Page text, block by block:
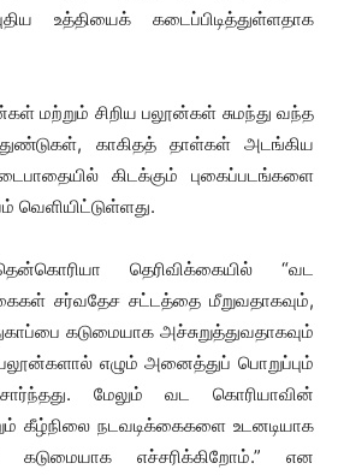
உத்தியைக் கடைப்பிடித்துள்ளதாக
மற்றும் சிறிய பலூன்கள் சுமந்து வந்த
துண்டுகள், காகிதத் தாள்கள் அடங்கிய
கிடக்கும் புகைப்படங்களை
தெரிவிக்கையில் “வட
சர்வதேச சட்டத்தை மீறுவதாகவும்,
கடுமையாக அச்சுறுத்துவதாகவும்
எழும் அனைத்துப் பொறுப்பும்
மேலும் வட கொரியாவின்
கீழ்நிலை நடவடிக்கைகளை உடனடியாக
கடுமையாக எச்சரிக்கிறோம்.” என